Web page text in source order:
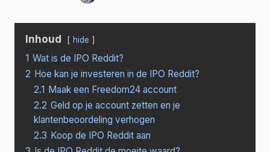
Inhoud hide
1 Wat is de IPO Reddit?
2 Hoe kan je investeren in de IPO Reddit?
2.1 Maak een Freedom24 account
2.2 Geld op je account zetten en je
klantenbeoordeling verhogen
2.3 Koop de IPO Reddit aan